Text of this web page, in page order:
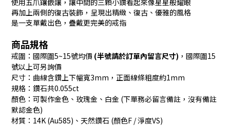
使用五爪鑲嵌讓，讓中間的三顆小鑽看起來像星星般耀眼
再加上兩側的復古裝飾，呈現出精緻、復古、優雅的風格
是一支單戴出色，疊戴更完美的戒指
商品規格
戒圍：國際圍5~15號均價 (半號請於訂單內留言尺寸) ，國際圍15
號以上可另詢價
尺寸：曲線含鑽上下幅寬3mm，正面線條粗度約1mm
規格：鑽石共0.055ct
顏色：可製作金色、玫瑰金、白金 (下單務必留言備註，沒有備註
默認金色)
材質：14K (Au585)、天然鑽石 (顏色F / 淨度VS)